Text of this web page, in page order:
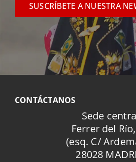
SUSCRÍBETE A NUESTRA
CONTÁCTANOS
Sede
Ferrer del
(esq. C/
28028